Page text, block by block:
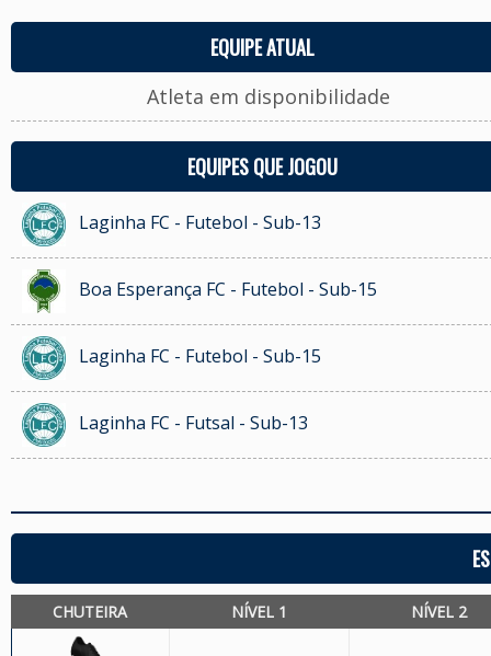
EQUIPE ATUAL
Atleta em disponibilidade
EQUIPES QUE JOGOU
Laginha FC - Futebol - Sub-13
Boa Esperança FC - Futebol - Sub-15
Laginha FC - Futebol - Sub-15
Laginha FC - Futsal - Sub-13
CHUTEIRA NÍVEL 1 NÍVEL 2